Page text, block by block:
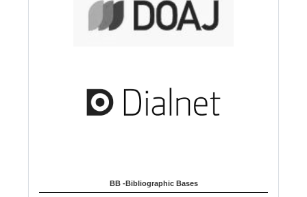
BB -Bibliographic Bases